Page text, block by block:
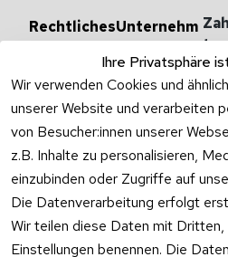
Ihre Privatsphäre
Wir verwenden Cookies und
unserer Website und verarbeiten
von Besucher:innen unserer
z.B. Inhalte zu personalisieren,
einzubinden oder Zugriffe auf
Die Datenverarbeitung erfolgt
Wir teilen diese Daten mit Dritten,
Einstellungen benennen. Die
Rechtliches
Impressum
Datenschutzer
klärung
Widerrufsrecht
Vertrag
widerrufen
Unternehm
en
Versandarten
& -kosten
Unternehmen
Ab- und
Überlaufgarnit
uren
ten